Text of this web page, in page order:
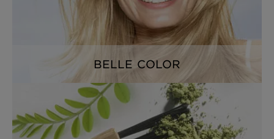
BELLE COLOR